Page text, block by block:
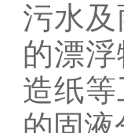
污水
的漂
造纸